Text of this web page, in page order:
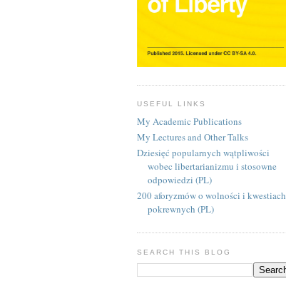
USEFUL LINKS
My Academic Publications
My Lectures and Other Talks
Dziesięć popularnych wątpliwości
wobec libertarianizmu i stosowne
odpowiedzi (PL)
200 aforyzmów o wolności i kwestiach
pokrewnych (PL)
SEARCH THIS BLOG